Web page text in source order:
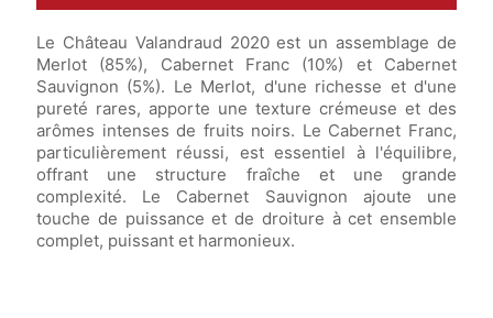
Le Château Valandraud 2020 est un assemblage de
Merlot (85%), Cabernet Franc (10%) et Cabernet
Sauvignon (5%). Le Merlot, d'une richesse et d'une
pureté rares, apporte une texture crémeuse et des
arômes intenses de fruits noirs. Le Cabernet Franc,
particulièrement réussi, est essentiel à l'équilibre,
offrant une structure fraîche et une grande
complexité. Le Cabernet Sauvignon ajoute une
touche de puissance et de droiture à cet ensemble
complet, puissant et harmonieux.